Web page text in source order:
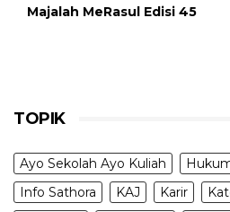
Majalah MeRasul Edisi 45
TOPIK
Ayo Sekolah Ayo Kuliah
Info Sathora
KAJ Karir